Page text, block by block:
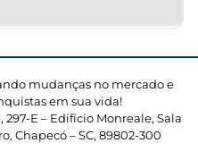
mudanças no mercado e
em sua vida!
297-E – Edifício Monreale, Sala
Chapecó – SC, 89802-300